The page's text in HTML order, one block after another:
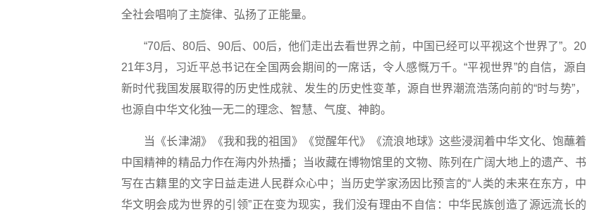
全社会唱响了主旋律、弘扬了正能量。
“70后、80后、90后、00后，他们走出去看世界之前，中国已经可以平视这个世界了”。20
21年3月，习近平总书记在全国两会期间的一席话，令人感慨万千。“平视世界”的自信，源自
新时代我国发展取得的历史性成就、发生的历史性变革，源自世界潮流浩荡向前的“时与势”，
也源自中华文化独一无二的理念、智慧、气度、神韵。
当《长津湖》《我和我的祖国》《觉醒年代》《流浪地球》这些浸润着中华文化、饱蘸着
中国精神的精品力作在海内外热播；当收藏在博物馆里的文物、陈列在广阔大地上的遗产、书
写在古籍里的文字日益走进人民群众心中；当历史学家汤因比预言的“人类的未来在东方，中
华文明会成为世界的引领”正在变为现实，我们没有理由不自信：中华民族创造了源远流长的